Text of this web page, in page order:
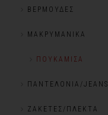
ΒΕΡΜΟΎΔΕΣ
ΜΑΚΡΥΜΆΝΙΚΑ
ΠΟΥΚΆΜΙΣΑ
ΠΑΝΤΕΛΌΝΙΑ/JEANS
ΖΑΚΈΤΕΣ/ΠΛΕΚΤΆ